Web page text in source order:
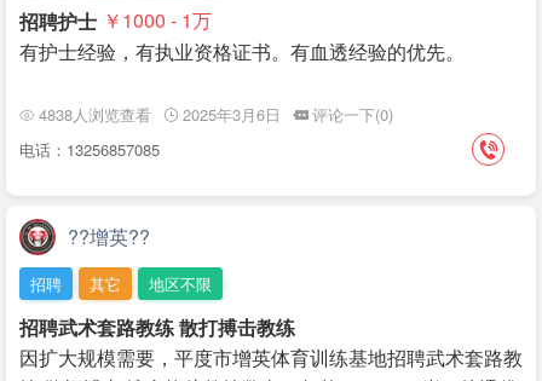
招聘护士 ￥1000 - 1万
有护士经验，有执业资格证书。有血透经验的优先。
4838人浏览查看 2025年3月6日
评论一下(0)
电话：13256857085
??增英??
招聘 其它 地区不限
招聘武术套路教练 散打搏击教练
因扩大规模需要，平度市增英体育训练基地招聘武术套路教